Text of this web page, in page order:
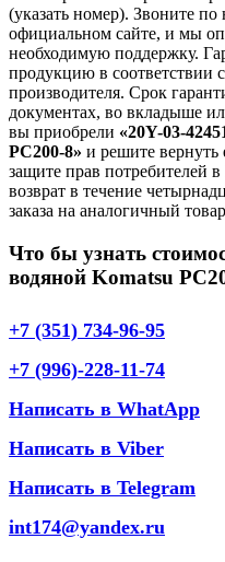
(указать номер). Звоните
официальном сайте, и мы
необходимую поддержку.
продукцию в соответствии
производителя. Срок
документах, во вкладыше
вы приобрели «20Y-03-
PC200-8» и решите вернуть
защите прав потребителей
возврат в течение
заказа на аналогичный
Что бы узнать
водяной Komatsu
+7 (351) 734-96-95
+7 (996)-228-11-74
Написать в WhatApp
Написать в Viber
Написать в Telegram
int174@yandex.ru